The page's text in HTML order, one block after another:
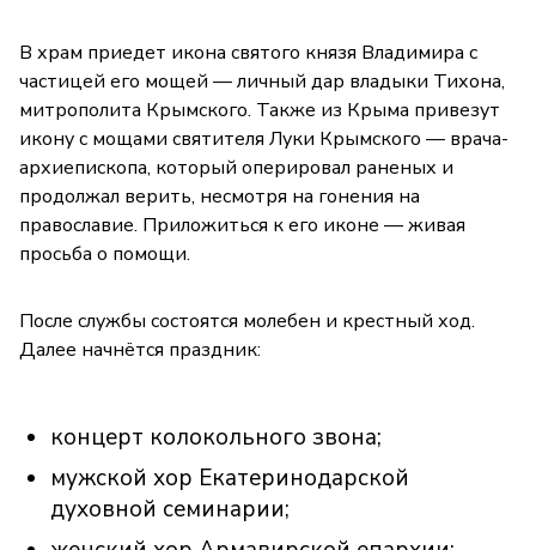
В храм приедет икона святого князя Владимира с
частицей его мощей — личный дар владыки Тихона,
митрополита Крымского. Также из Крыма привезут
икону с мощами святителя Луки Крымского — врача-
архиепископа, который оперировал раненых и
продолжал верить, несмотря на гонения на
православие. Приложиться к его иконе — живая
просьба о помощи.
После службы состоятся молебен и крестный ход.
Далее начнётся праздник:
концерт колокольного звона;
мужской хор Екатеринодарской
духовной семинарии;